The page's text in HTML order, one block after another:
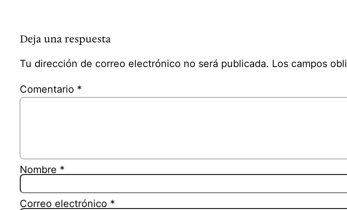
Deja una respuesta
Tu dirección de correo electrónico no será publicada. Los campos
Comentario *
Nombre *
Correo electrónico *